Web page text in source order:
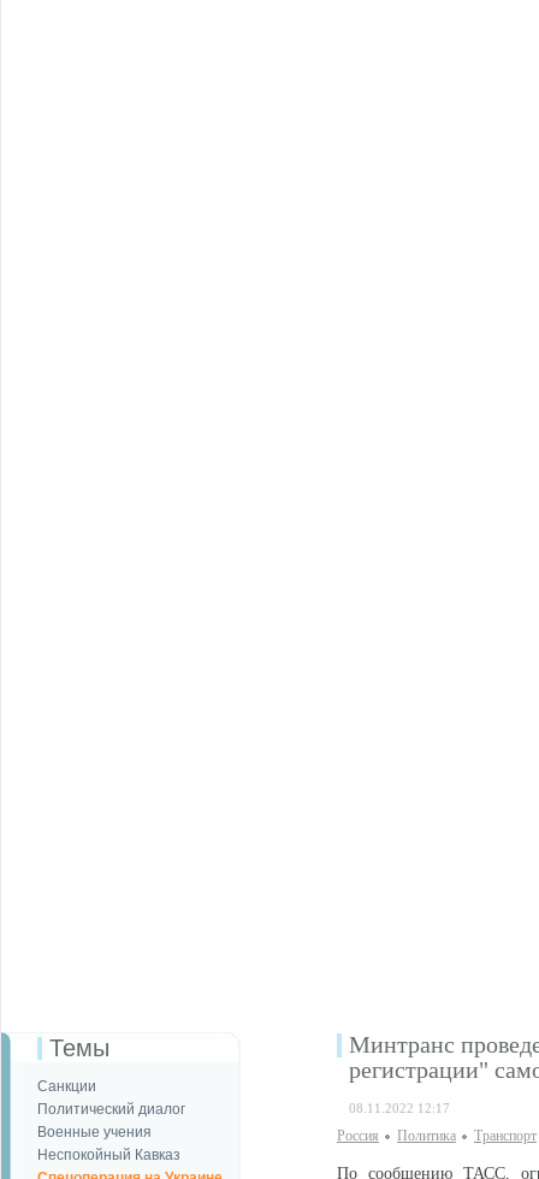
Темы
Санкции
Политический диалог
Военные учения
Неспокойный Кавказ
Минтранс
регистрации"
08.11.2022 12:17
Россия Политика Транспорт
По сообщению ТАСС,